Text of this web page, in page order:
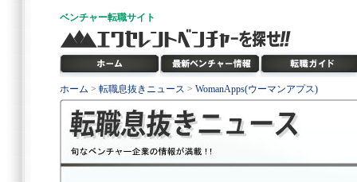
ベンチャー転職サイト
ホーム > 転職息抜きニュース > WomanApps(ウーマンアプス)